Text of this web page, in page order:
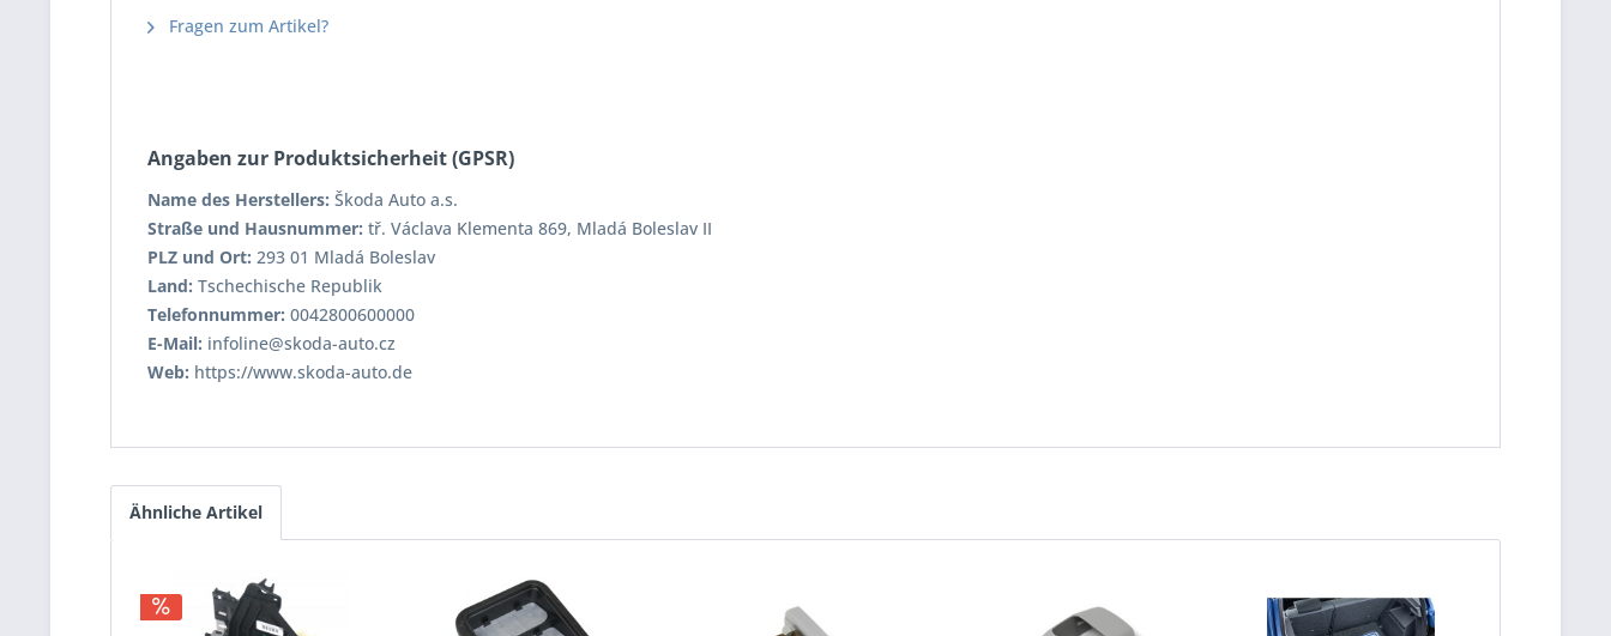
Fragen zum Artikel?
Angaben zur Produktsicherheit (GPSR)
Name des Herstellers: Škoda Auto a.s.
Straße und Hausnummer: tř. Václava Klementa 869, Mladá Boleslav II
PLZ und Ort: 293 01 Mladá Boleslav
Land: Tschechische Republik
Telefonnummer: 0042800600000
E-Mail: infoline@skoda-auto.cz
Web: https://www.skoda-auto.de
Ähnliche Artikel